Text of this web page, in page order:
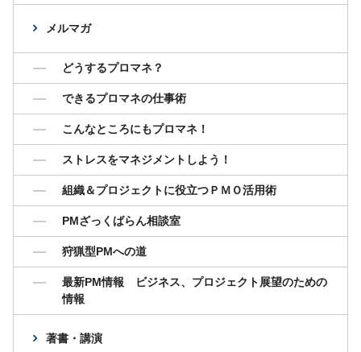
メルマガ
どうするプロマネ？
できるプロマネの仕事術
こんなところにもプロマネ！
ストレスをマネジメントしよう！
組織＆プロジェクトに役立つＰＭＯ活用術
PMざっくばらん相談室
狩猟型PMへの道
最新PM情報 ビジネス、プロジェクト展望のための
情報
著書・講演